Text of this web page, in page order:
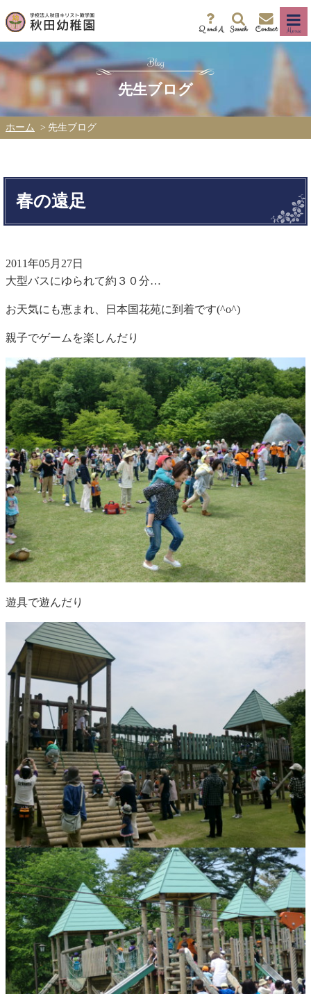
Q and A Search Contact Menu
先生ブログ
ホーム 先生ブログ
春の遠足
2011年05月27日
大型バスにゆられて約３０分…
お天気にも恵まれ、日本国花苑に到着です(^o^)
親子でゲームを楽しんだり
遊具で遊んだり